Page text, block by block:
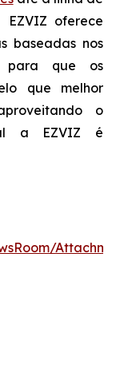
EZVIZ oferece
baseadas nos
para que os
que melhor
o
a EZVIZ é